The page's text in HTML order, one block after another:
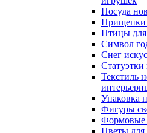
Посуда
Прищепки
Птицы для
Символ
Снег
Текстиль
Упаковка
Фигуры
Формовые
Цветы для